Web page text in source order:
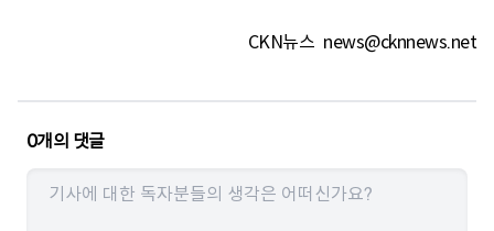
CKN뉴스 news@cknnews.net
0개의 댓글